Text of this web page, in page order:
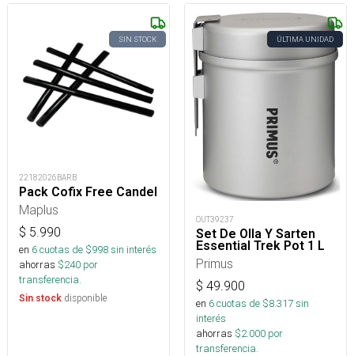
SIN STOCK
22182026BARB
Pack Cofix Free Candel
Maplus
$ 5.990
en 6cuotas de $998sin interés
ahorras $240 por
transferencia.
Sin stock disponible
ÚLTIMA UNIDAD
OUT39237
Set De Olla Y Sarten
Essential Trek Pot 1 L
Primus
$ 49.900
en 6cuotas de $8.317sin
interés
ahorras $2.000 por
transferencia.